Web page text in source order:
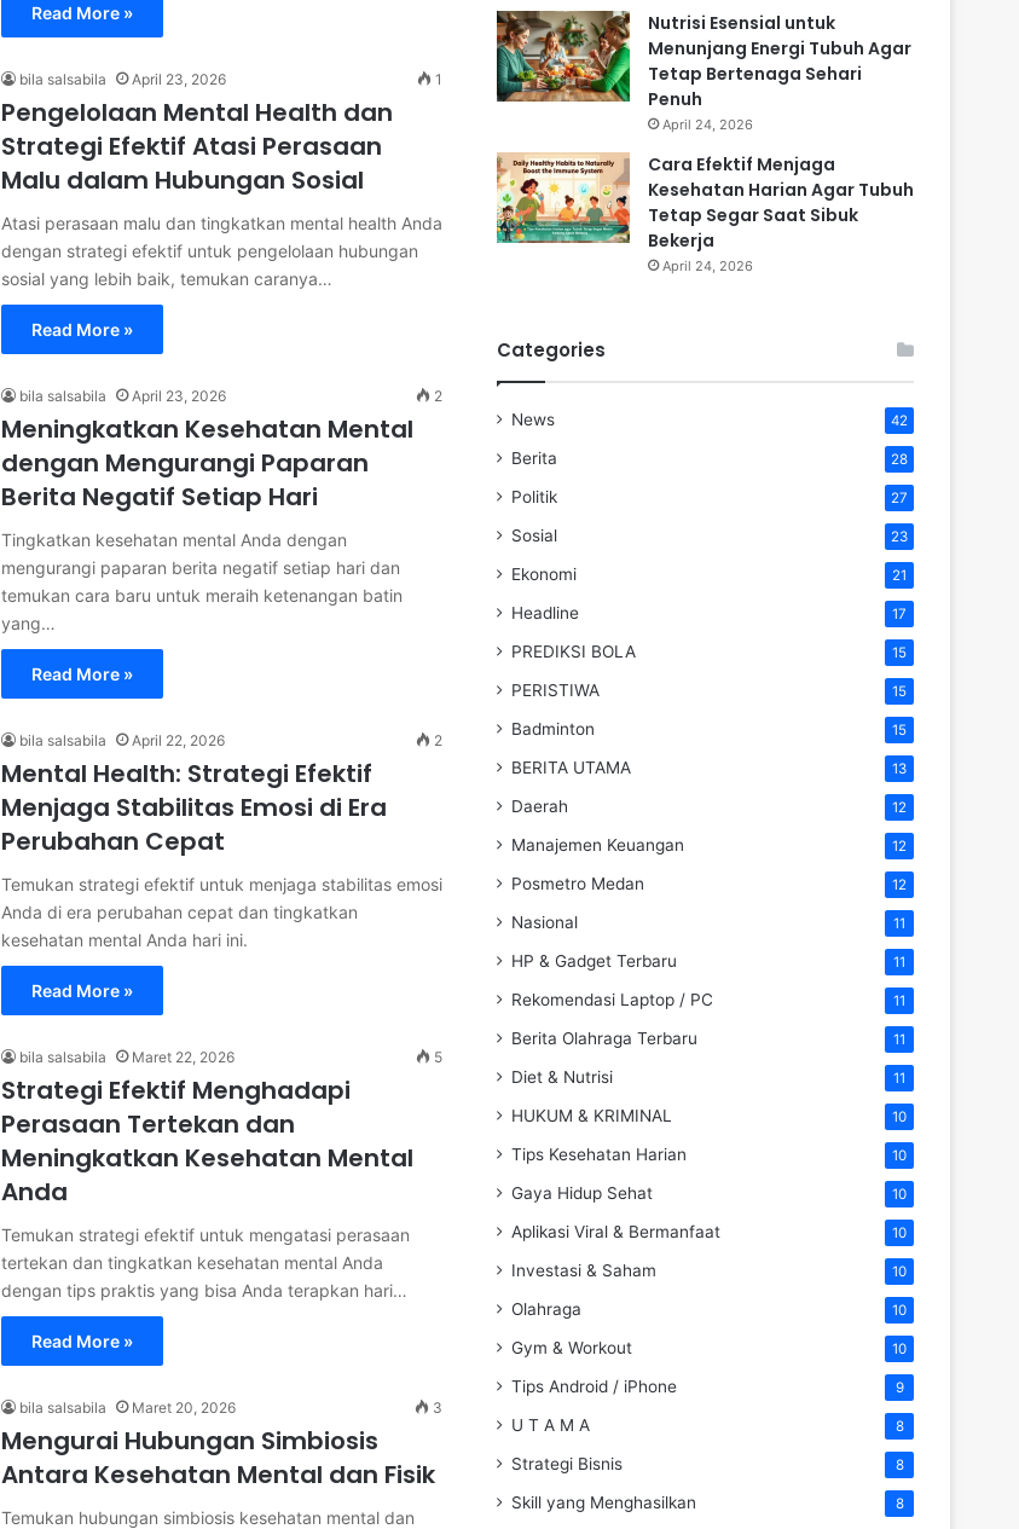
Read More »
bila salsabila April 23, 2026 1
Pengelolaan Mental Health dan
Strategi Efektif Atasi Perasaan
Malu dalam Hubungan Sosial
Atasi perasaan malu dan tingkatkan mental health Anda
dengan strategi efektif untuk pengelolaan hubungan
sosial yang lebih baik, temukan caranya…
Read More »
bila salsabila April 23, 2026 2
Meningkatkan Kesehatan Mental
dengan Mengurangi Paparan
Berita Negatif Setiap Hari
Tingkatkan kesehatan mental Anda dengan
mengurangi paparan berita negatif setiap hari dan
temukan cara baru untuk meraih ketenangan batin
yang…
Read More »
bila salsabila April 22, 2026 2
Mental Health: Strategi Efektif
Menjaga Stabilitas Emosi di Era
Perubahan Cepat
Temukan strategi efektif untuk menjaga stabilitas emosi
Anda di era perubahan cepat dan tingkatkan
kesehatan mental Anda hari ini.
Read More »
bila salsabila Maret 22, 2026 5
Strategi Efektif Menghadapi
Perasaan Tertekan dan
Meningkatkan Kesehatan Mental
Anda
Temukan strategi efektif untuk mengatasi perasaan
tertekan dan tingkatkan kesehatan mental Anda
dengan tips praktis yang bisa Anda terapkan hari…
Read More »
bila salsabila Maret 20, 2026 3
Mengurai Hubungan Simbiosis
Antara Kesehatan Mental dan Fisik
Temukan hubungan simbiosis kesehatan mental dan
Nutrisi Esensial untuk
Menunjang Energi Tubuh Agar
Tetap Bertenaga Sehari
Penuh
April 24, 2026
Cara Efektif Menjaga
Kesehatan Harian Agar Tubuh
Tetap Segar Saat Sibuk
Bekerja
April 24, 2026
Categories
News 42
Berita 28
Politik 27
Sosial 23
Ekonomi 21
Headline 17
PREDIKSI BOLA 15
PERISTIWA 15
Badminton 15
BERITA UTAMA 13
Daerah 12
Manajemen Keuangan 12
Posmetro Medan 12
Nasional 11
HP & Gadget Terbaru 11
Rekomendasi Laptop / PC 11
Berita Olahraga Terbaru 11
Diet & Nutrisi 11
HUKUM & KRIMINAL 10
Tips Kesehatan Harian 10
Gaya Hidup Sehat 10
Aplikasi Viral & Bermanfaat 10
Investasi & Saham 10
Olahraga 10
Gym & Workout 10
Tips Android / iPhone 9
U T A M A 8
Strategi Bisnis 8
Skill yang Menghasilkan 8